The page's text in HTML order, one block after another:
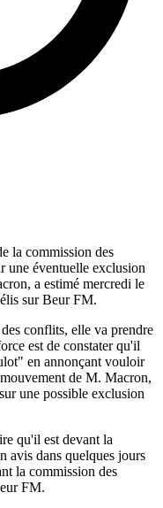
la commission des
une éventuelle exclusion
a estimé mercredi le
sur Beur FM.
conflits, elle va prendre
est de constater qu'il
en annonçant vouloir
de M. Macron,
une possible exclusion
qu'il est devant la
avis dans quelques jours
la commission des
FM.